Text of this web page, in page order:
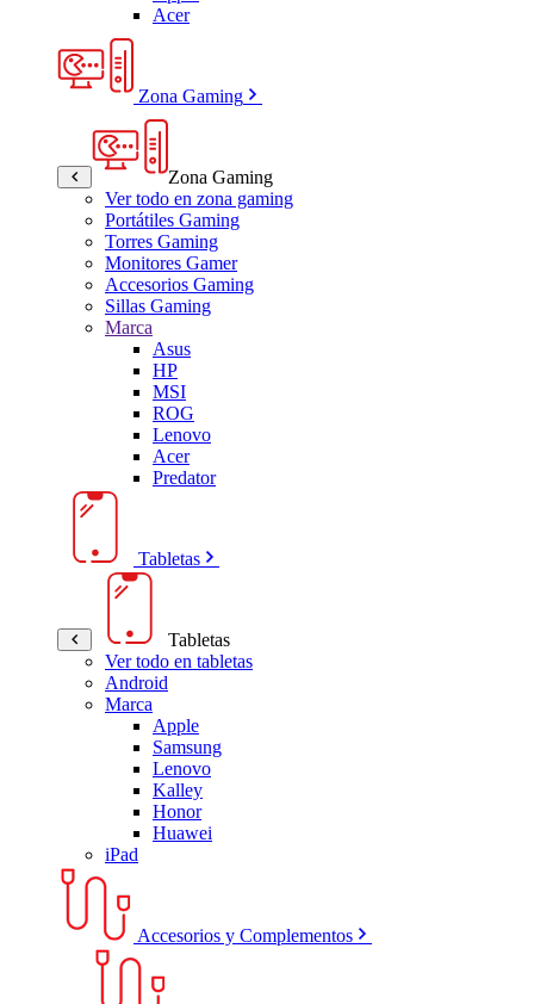
Acer
Zona Gaming
Zona Gaming
Ver todo en zona gaming
Portátiles Gaming
Torres Gaming
Monitores Gamer
Accesorios Gaming
Sillas Gaming
Marca
Asus
HP
MSI
ROG
Lenovo
Acer
Predator
Tabletas
Tabletas
Ver todo en tabletas
Android
Marca
Apple
Samsung
Lenovo
Kalley
Honor
Huawei
iPad
Accesorios y Complementos